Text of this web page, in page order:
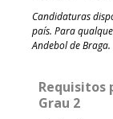
Candidaturas
país. Para
Andebol de Braga.
Requisitos
Grau 2